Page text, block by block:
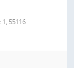
55116